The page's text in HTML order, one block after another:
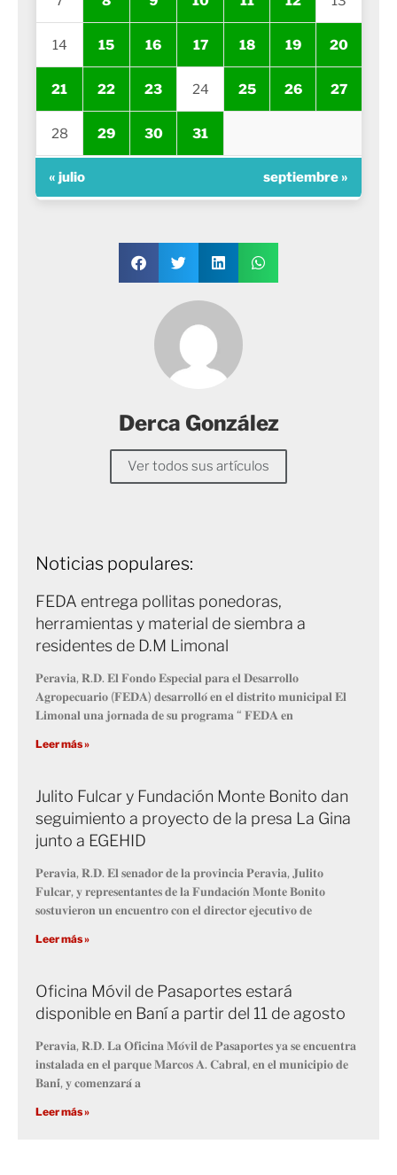
14 15 16 17 18 19 20
21 22 23 24 25 26 27
28 29 30 31
« julio septiembre »
Derca González
Ver todos sus artículos
Noticias populares:
FEDA entrega pollitas ponedoras,
herramientas y material de siembra a
residentes de D.M Limonal
𝐏𝐞𝐫𝐚𝐯𝐢𝐚, 𝐑.𝐃. 𝐄𝐥 𝐅𝐨𝐧𝐝𝐨 𝐄𝐬𝐩𝐞𝐜𝐢𝐚𝐥 𝐩𝐚𝐫𝐚 𝐞𝐥 𝐃𝐞𝐬𝐚𝐫𝐫𝐨𝐥𝐥𝐨
𝐀𝐠𝐫𝐨𝐩𝐞𝐜𝐮𝐚𝐫𝐢𝐨 (𝐅𝐄𝐃𝐀) 𝐝𝐞𝐬𝐚𝐫𝐫𝐨𝐥𝐥𝐨́ 𝐞𝐧 𝐞𝐥 𝐝𝐢𝐬𝐭𝐫𝐢𝐭𝐨 𝐦𝐮𝐧𝐢𝐜𝐢𝐩𝐚𝐥 𝐄𝐥
𝐋𝐢𝐦𝐨𝐧𝐚𝐥 𝐮𝐧𝐚 𝐣𝐨𝐫𝐧𝐚𝐝𝐚 𝐝𝐞 𝐬𝐮 𝐩𝐫𝐨𝐠𝐫𝐚𝐦𝐚 “ 𝐅𝐄𝐃𝐀 𝐞𝐧
Leer más »
Julito Fulcar y Fundación Monte Bonito dan
seguimiento a proyecto de la presa La Gina
junto a EGEHID
𝐏𝐞𝐫𝐚𝐯𝐢𝐚, 𝐑.𝐃. 𝐄𝐥 𝐬𝐞𝐧𝐚𝐝𝐨𝐫 𝐝𝐞 𝐥𝐚 𝐩𝐫𝐨𝐯𝐢𝐧𝐜𝐢𝐚 𝐏𝐞𝐫𝐚𝐯𝐢𝐚, 𝐉𝐮𝐥𝐢𝐭𝐨
𝐅𝐮𝐥𝐜𝐚𝐫, 𝐲 𝐫𝐞𝐩𝐫𝐞𝐬𝐞𝐧𝐭𝐚𝐧𝐭𝐞𝐬 𝐝𝐞 𝐥𝐚 𝐅𝐮𝐧𝐝𝐚𝐜𝐢𝐨́𝐧 𝐌𝐨𝐧𝐭𝐞 𝐁𝐨𝐧𝐢𝐭𝐨
𝐬𝐨𝐬𝐭𝐮𝐯𝐢𝐞𝐫𝐨𝐧 𝐮𝐧 𝐞𝐧𝐜𝐮𝐞𝐧𝐭𝐫𝐨 𝐜𝐨𝐧 𝐞𝐥 𝐝𝐢𝐫𝐞𝐜𝐭𝐨𝐫 𝐞𝐣𝐞𝐜𝐮𝐭𝐢𝐯𝐨 𝐝𝐞
Leer más »
Oficina Móvil de Pasaportes estará
disponible en Baní a partir del 11 de agosto
𝐏𝐞𝐫𝐚𝐯𝐢𝐚, 𝐑.𝐃. 𝐋𝐚 𝐎𝐟𝐢𝐜𝐢𝐧𝐚 𝐌𝐨́𝐯𝐢𝐥 𝐝𝐞 𝐏𝐚𝐬𝐚𝐩𝐨𝐫𝐭𝐞𝐬 𝐲𝐚 𝐬𝐞 𝐞𝐧𝐜𝐮𝐞𝐧𝐭𝐫𝐚
𝐢𝐧𝐬𝐭𝐚𝐥𝐚𝐝𝐚 𝐞𝐧 𝐞𝐥 𝐩𝐚𝐫𝐪𝐮𝐞 𝐌𝐚𝐫𝐜𝐨𝐬 𝐀. 𝐂𝐚𝐛𝐫𝐚𝐥, 𝐞𝐧 𝐞𝐥 𝐦𝐮𝐧𝐢𝐜𝐢𝐩𝐢𝐨 𝐝𝐞
𝐁𝐚𝐧𝐢́, 𝐲 𝐜𝐨𝐦𝐞𝐧𝐳𝐚𝐫𝐚́ 𝐚
Leer más »